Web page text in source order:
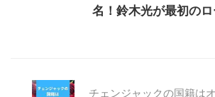
名！鈴木光が最初の
チェンジャックの国籍は